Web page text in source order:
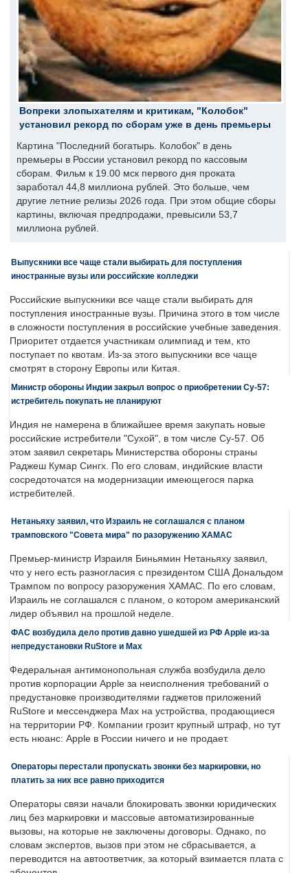
Вопреки злопыхателям и критикам, "Колобок"
установил рекорд по сборам уже в день премьеры
Картина "Последний богатырь. Колобок" в день
премьеры в России установил рекорд по кассовым
сборам. Фильм к 19.00 мск первого дня проката
заработал 44,8 миллиона рублей. Это больше, чем
другие летние релизы 2026 года. При этом общие сборы
картины, включая предпродажи, превысили 53,7
миллиона рублей.
Выпускники все чаще стали выбирать для поступления
иностранные вузы или российские колледжи
Российские выпускники все чаще стали выбирать для
поступления иностранные вузы. Причина этого в том числе
в сложности поступления в российские учебные заведения.
Приоритет отдается участникам олимпиад и тем, кто
поступает по квотам. Из-за этого выпускники все чаще
смотрят в сторону Европы или Китая.
Министр обороны Индии закрыл вопрос о приобретении Су-57:
истребитель покупать не планируют
Индия не намерена в ближайшее время закупать новые
российские истребители "Сухой", в том числе Су-57. Об
этом заявил секретарь Министерства обороны страны
Раджеш Кумар Сингх. По его словам, индийские власти
сосредоточатся на модернизации имеющегося парка
истребителей.
Нетаньяху заявил, что Израиль не соглашался с планом
трамповского "Совета мира" по разоружению ХАМАС
Премьер-министр Израиля Биньямин Нетаньяху заявил,
что у него есть разногласия с президентом США Дональдом
Трампом по вопросу разоружения ХАМАС. По его словам,
Израиль не соглашался с планом, о котором американский
лидер объявил на прошлой неделе.
ФАС возбудила дело против давно ушедшей из РФ Apple из-за
непредустановки RuStore и Max
Федеральная антимонопольная служба возбудила дело
против корпорации Apple за неисполнения требований о
предустановке производителями гаджетов приложений
RuStore и мессенджера Max на устройства, продающиеся
на территории РФ. Компании грозит крупный штраф, но тут
есть нюанс: Apple в России ничего и не продает.
Операторы перестали пропускать звонки без маркировки, но
платить за них все равно приходится
Операторы связи начали блокировать звонки юридических
лиц без маркировки и массовые автоматизированные
вызовы, на которые не заключены договоры. Однако, по
словам экспертов, вызов при этом не сбрасывается, а
переводится на автоответчик, за который взимается плата с